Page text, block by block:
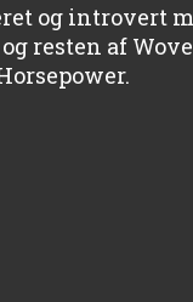
og introvert
resten af